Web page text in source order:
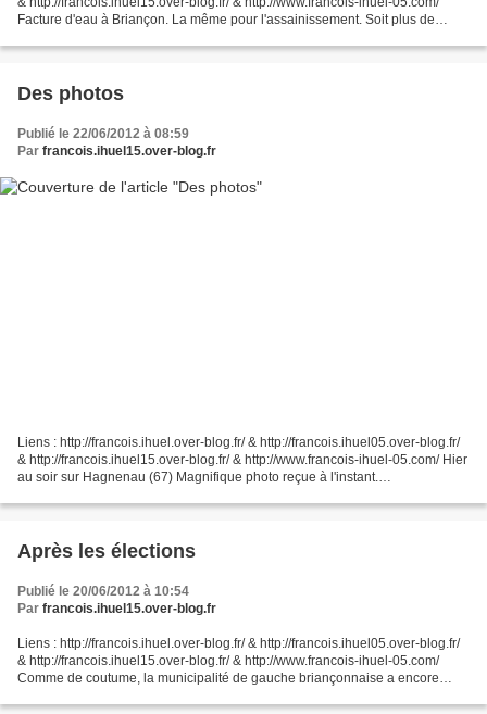
Facture d'eau à Briançon. La même pour l'assainissement. Soit plus de
Des photos
Publié le 22/06/2012 à 08:59
Par francois.ihuel15.over-blog.fr
Liens : http://francois.ihuel.over-blog.fr/ & http://francois.ihuel05.over-blog.fr/
& http://francois.ihuel15.over-blog.fr/ & http://www.francois-ihuel-05.com/ Hier
au soir sur Hagnenau (67) Magnifique photo reçue à l'instant.
Après les élections
Publié le 20/06/2012 à 10:54
Par francois.ihuel15.over-blog.fr
Liens : http://francois.ihuel.over-blog.fr/ & http://francois.ihuel05.over-blog.fr/
& http://francois.ihuel15.over-blog.fr/ & http://www.francois-ihuel-05.com/
Comme de coutume, la municipalité de gauche briançonnaise a encore